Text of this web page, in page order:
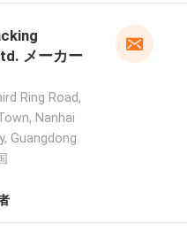
メーカー
Ring Road,
Nanhai
Guangdong